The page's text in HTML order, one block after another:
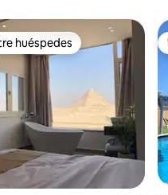
preferido
huéspedes